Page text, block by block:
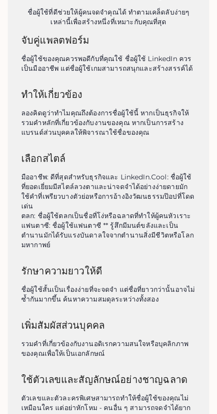
ชื่อผู้ใช้ที่ดีช่วยให้ผู้คนจดจำคุณได้ ทำตามเคล็ดลับง่ายๆ
เหล่านี้เพื่อสร้างหนึ่งที่เหมาะกับคุณที่สุด
จับคู่แพลตฟอร์ม
ชื่อผู้ใช้ของคุณควรพอดีกับที่คุณใช้ ชื่อผู้ใช้ LinkedIn ควร
เป็นมืออาชีพ แต่ชื่อผู้ใช้เกมสามารถสนุกและสร้างสรรค์ได้
ทำให้เกี่ยวข้อง
ลองคิดดูว่าทำไมคุณถึงต้องการชื่อผู้ใช้นี้ หากเป็นธุรกิจให้
รวมคำหลักที่เกี่ยวข้องกับงานของคุณ หากเป็นการสร้าง
แบรนด์ส่วนบุคคลให้พิจารณาใช้ชื่อของคุณ
เลือกสไตล์
มืออาชีพ: ดีที่สุดสำหรับธุรกิจและ LinkedIn.Cool: ชื่อผู้ใช้
ที่ยอดเยี่ยมมีสไตล์ลวงตาและน่าจดจำได้อย่างง่ายดายมัก
ใช้คำที่เพรียวบางตัวย่อหรือการอ้างอิงวัฒนธรรมป๊อปที่โดด
เด่น
ตลก: ชื่อผู้ใช้ตลกเป็นชื่อที่โง่หรือฉลาดที่ทำให้ผู้คนหัวเราะ
แฟนตาซี: ชื่อผู้ใช้แฟนตาซี ** รู้สึกมีมนต์ขลังและเป็น
ตำนานมักได้รับแรงบันดาลใจจากตำนานสิ่งมีชีวิตหรือโลก
มหากาพย์
รักษาความยาวให้ดี
ชื่อผู้ใช้สั้นเป็นเรื่องง่ายที่จะจดจำ แต่ชื่อที่ยาวกว่านั้นอาจไม่
ซ้ำกันมากขึ้น ค้นหาความสมดุลระหว่างทั้งสอง
เพิ่มสัมผัสส่วนบุคคล
รวมคำที่เกี่ยวข้องกับงานอดิเรกความสนใจหรือบุคลิกภาพ
ของคุณเพื่อให้เป็นเอกลักษณ์
ใช้ตัวเลขและสัญลักษณ์อย่างชาญฉลาด
ตัวเลขและตัวละครพิเศษสามารถทำให้ชื่อผู้ใช้ของคุณไม่
เหมือนใคร แต่อย่าหักโหม - คนอื่น ๆ สามารถจดจำได้ยาก